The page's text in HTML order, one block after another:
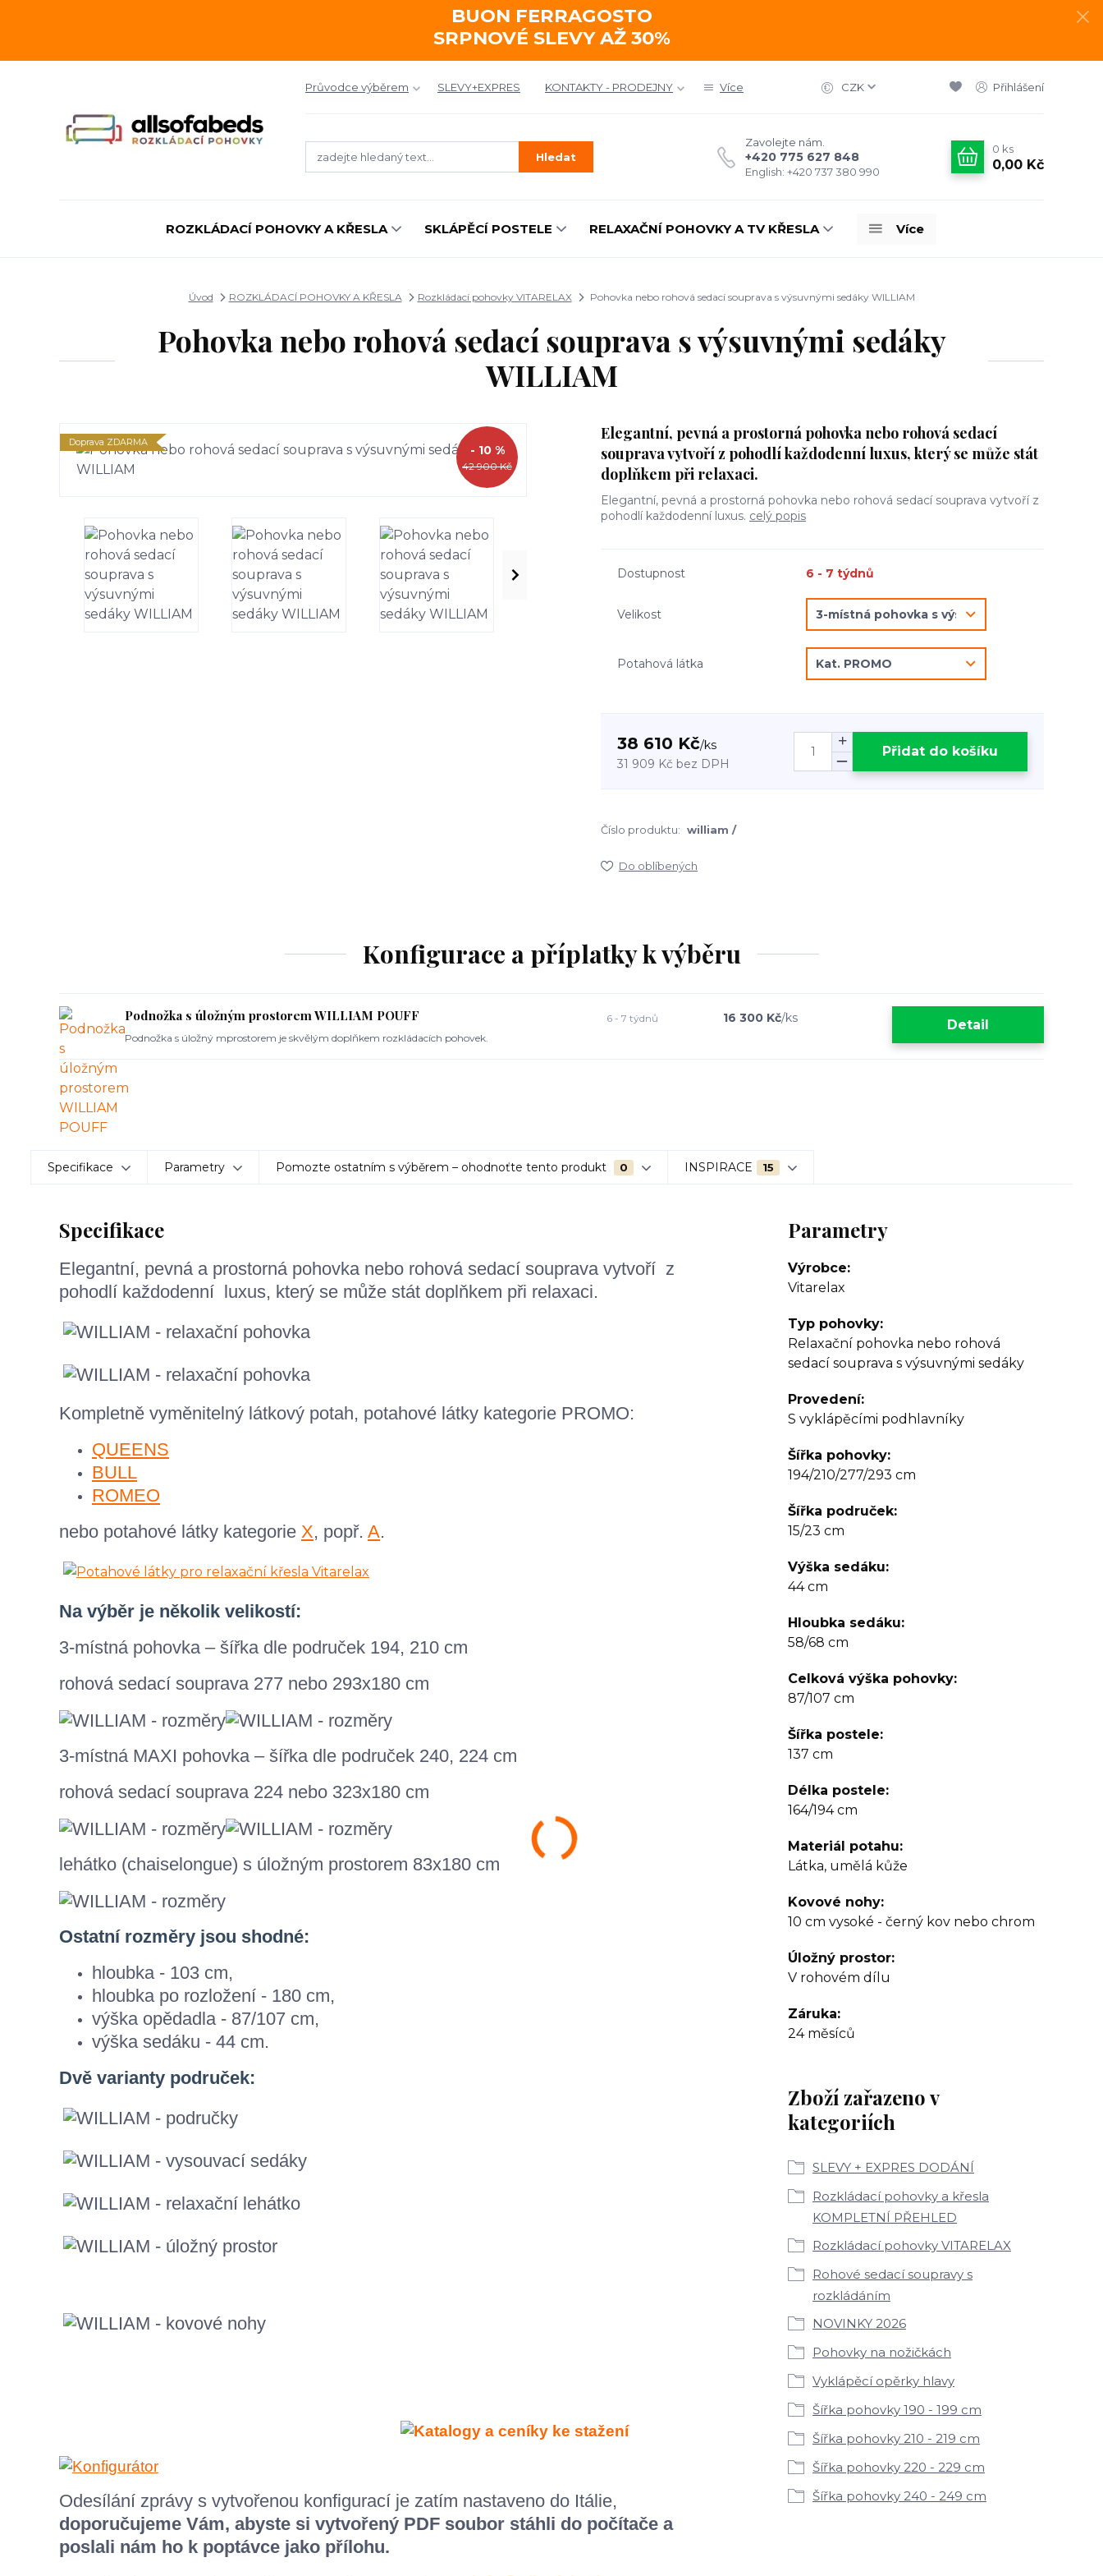
BUON FERRAGOSTO
SRPNOVÉ SLEVY AŽ 30%
Průvodce výběrem SLEVY+EXPRES KONTAKTY - PRODEJNY Více CZK Přihlášení
Hledat
Zavolejte nám.
+420 775 627 848
English: +420 737 380 990
0 ks
0,00 Kč
ROZKLÁDACÍ POHOVKY A KŘESLA SKLÁPĚCÍ POSTELE RELAXAČNÍ POHOVKY A TV KŘESLA Více
Úvod ROZKLÁDACÍ POHOVKY A KŘESLA Rozkládací pohovky VITARELAX Pohovka nebo rohová sedací souprava s výsuvnými sedáky WILLIAM
Pohovka nebo rohová sedací souprava s výsuvnými sedáky
WILLIAM
Doprava ZDARMA
42 900 Kč
- 10 %
Elegantní, pevná a prostorná pohovka nebo rohová sedací
souprava vytvoří z pohodlí každodenní luxus, který se může stát
doplňkem při relaxaci.
Elegantní, pevná a prostorná pohovka nebo rohová sedací souprava vytvoří z
pohodlí každodenní luxus. celý popis
Dostupnost 6 - 7 týdnů
Velikost
Potahová látka
38 610 Kč/ks
31 909 Kč bez DPH
Přidat do košíku
Číslo produktu: william /
Do oblíbených
Konfigurace a příplatky k výběru
Podnožka s úložným prostorem WILLIAM POUFF
Podnožka s úložný mprostorem je skvělým doplňkem rozkládacích pohovek.
16 300 Kč/ks
6 - 7 týdnů Detail
Specifikace Parametry Pomozte ostatním s výběrem – ohodnoťte tento produkt 0 INSPIRACE 15
Specifikace
Elegantní, pevná a prostorná pohovka nebo rohová sedací souprava vytvoří z
pohodlí každodenní luxus, který se může stát doplňkem při relaxaci.
Kompletně vyměnitelný látkový potah, potahové látky kategorie PROMO:
QUEENS
BULL
ROMEO
nebo potahové látky kategorie X, popř. A.
Na výběr je několik velikostí:
3-místná pohovka – šířka dle područek 194, 210 cm
rohová sedací souprava 277 nebo 293x180 cm
3-místná MAXI pohovka – šířka dle područek 240, 224 cm
rohová sedací souprava 224 nebo 323x180 cm
lehátko (chaiselongue) s úložným prostorem 83x180 cm
Ostatní rozměry jsou shodné:
hloubka - 103 cm,
hloubka po rozložení - 180 cm,
výška opědadla - 87/107 cm,
výška sedáku - 44 cm.
Dvě varianty područek:
Odesílání zprávy s vytvořenou konfigurací je zatím nastaveno do Itálie,
doporučujeme Vám, abyste si vytvořený PDF soubor stáhli do počítače a
poslali nám ho k poptávce jako přílohu.
Parametry
Výrobce
Vitarelax
Typ pohovky
Relaxační pohovka nebo rohová
sedací souprava s výsuvnými sedáky
Provedení
S vyklápěcími podhlavníky
Šířka pohovky
194/210/277/293 cm
Šířka područek
15/23 cm
Výška sedáku
44 cm
Hloubka sedáku
58/68 cm
Celková výška pohovky
87/107 cm
Šířka postele
137 cm
Délka postele
164/194 cm
Materiál potahu
Látka, umělá kůže
Kovové nohy
10 cm vysoké - černý kov nebo chrom
Úložný prostor
V rohovém dílu
Záruka
24 měsíců
Zboží zařazeno v
kategoriích
SLEVY + EXPRES DODÁNÍ
Rozkládací pohovky a křesla
KOMPLETNÍ PŘEHLED
Rozkládací pohovky VITARELAX
Rohové sedací soupravy s
rozkládáním
NOVINKY 2026
Pohovky na nožičkách
Vyklápěcí opěrky hlavy
Šířka pohovky 190 - 199 cm
Šířka pohovky 210 - 219 cm
Šířka pohovky 220 - 229 cm
Šířka pohovky 240 - 249 cm